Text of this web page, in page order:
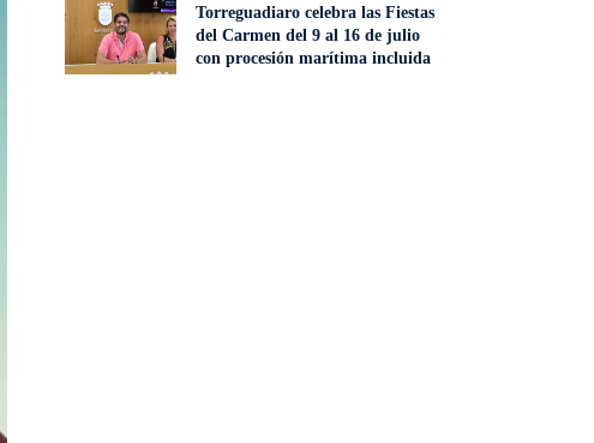
Torreguadiaro celebra las Fiestas
del Carmen del 9 al 16 de julio
con procesión marítima incluida